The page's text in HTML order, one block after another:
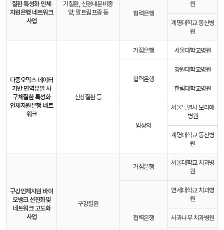
질환 특성화 인체
자원은행 네트워크
사업
기질환, 신경내분비종
양, 말트림프종 등
협력은행
원
계명대학교 동산병
원
다중오믹스 데이터
기반 면역유발 사
구체질환 특성화
인체자원은행 네트
워크
신장질환 등
거점은행 서울대학교병원
협력은행
강원대학교병원
한림대학교병원
임상의
서울특별시 보라매
병원
계명대학교 동산병
원
구강인체자원 바이
오뱅크 선진화및
네트워크 고도화
사업
구강질환
거점은행
서울대학교 치과병
원
협력은행
연세대학교 치과병
원
사과나무 치과병원